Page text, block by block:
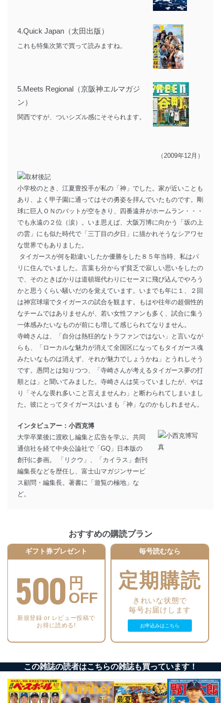
4.Quick Japan（太田出版）
これも特集次第で買って読みますね。
5.Meets Regional（京阪神エルマガジ
ン）
関西ですが、ついシズル感にそそられます。
（2009年12月）
小学校のとき、江夏豊投手が私の「神」でした。家が近いことも
あり、よく甲子園に通ってはその勇姿を拝んでいたものです。剛
球に巨人ＯＮのバットが空をきり、四番遠井がホームラン・・・
でも永遠の２位（涙）。いま思えば、大阪万博に向かう「坂の上
の雲」にも似た時代で「三丁目の夕日」に描かれそうなシアワセ
な世界でもありました。
タイガースが何を勘違いしたか優勝をした８５年当時、私はパ
リに住んでいました。言葉も分からず貧乏で寂しい思いをしたの
で、そのときばかりは道頓堀代わりにセーヌに飛び込んでやろう
かと思うくらい騒いだのを覚えています。いまでも年に１、２回
は神宮球場でタイガースの試合を観ます。もはや往年の超個性的
なチームではありませんが、若い女性ファンも多く、試合に集う
一体感みたいなものが前にも増して感じられてなりません。
寺崎さんは、「自分は熱狂的なトラファンではない」と言いなが
らも、「ローカルな魅力が消えて全国区になってもタイガース魂
みたいなものは消えず、それが魅力でしょうかね」とうれしそう
です。愚問とは知りつつ、「寺崎さんが考えるタイガース夢の打
順とは」と聞いてみました。寺崎さんは笑っていましたが、やは
り「そんな畏れ多いこと言えませんわ」と断わられてしまいまし
た。彼にとってタイガースはいまも「神」なのかもしれません。
インタビュアー：小西克博
大学卒業後に渡欧し編集と広告を学ぶ。共同
通信社を経て中央公論社で「GQ」日本版の
創刊に参画。 「リクウ」、「カイラス」創刊
編集長などを歴任し、富士山マガジンサービ
ス顧問・編集長。著書に「遊覧の極地」な
ど。
おすすめの購読プラン
ギフト券プレゼント
500 円
OFF
新規登録 or レビュー投稿で
お得に読める!
毎号読むなら
定期購読
きれいな状態で
毎号お届けします
お申込みはこちら
この雑誌の読者はこちらの雑誌も買っています！